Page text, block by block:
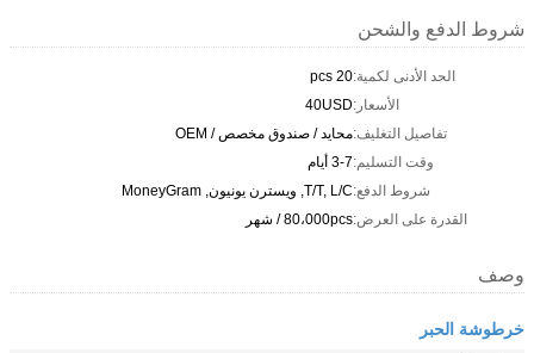
شروط الدفع والشحن
الحد الأدنى لكمية:20 pcs
الأسعار:40USD
تفاصيل التغليف:محايد / صندوق مخصص / OEM
وقت التسليم:3-7 أيام
شروط الدفع:T/T, L/C, ويسترن يونيون, MoneyGram
القدرة على العرض:80،000pcs / شهر
وصف
خرطوشة الحبر